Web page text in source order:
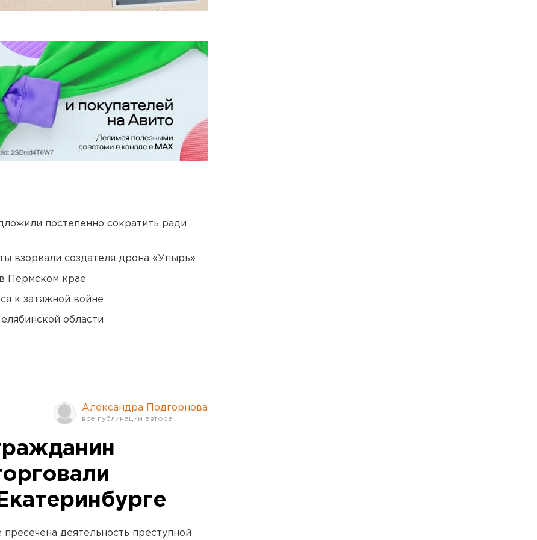
постепенно сократить ради
взорвали создателя дрона «Упырь»
Пермском крае
к затяжной войне
области
Александра Подгорнова
деятельность преступной